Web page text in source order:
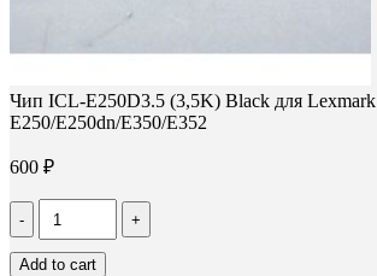
Чип ICL-E250D3.5 (3,5K) Black для Lexmark
E250/E250dn/E350/E352
600 ₽
Количество
Чип
ICL-
Add to cart